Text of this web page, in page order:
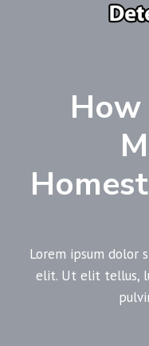
How
Lorem ipsum dolor
elit. Ut elit tellus,